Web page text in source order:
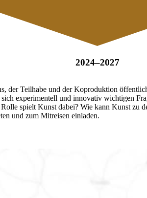
2024–2027
der Teilhabe und der Koproduktion
experimentell und innovativ wichtigen
spielt Kunst dabei? Wie kann Kunst zu
und zum Mitreisen einladen.